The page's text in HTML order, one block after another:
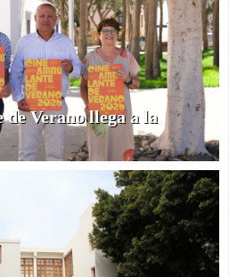
Verano llega a la